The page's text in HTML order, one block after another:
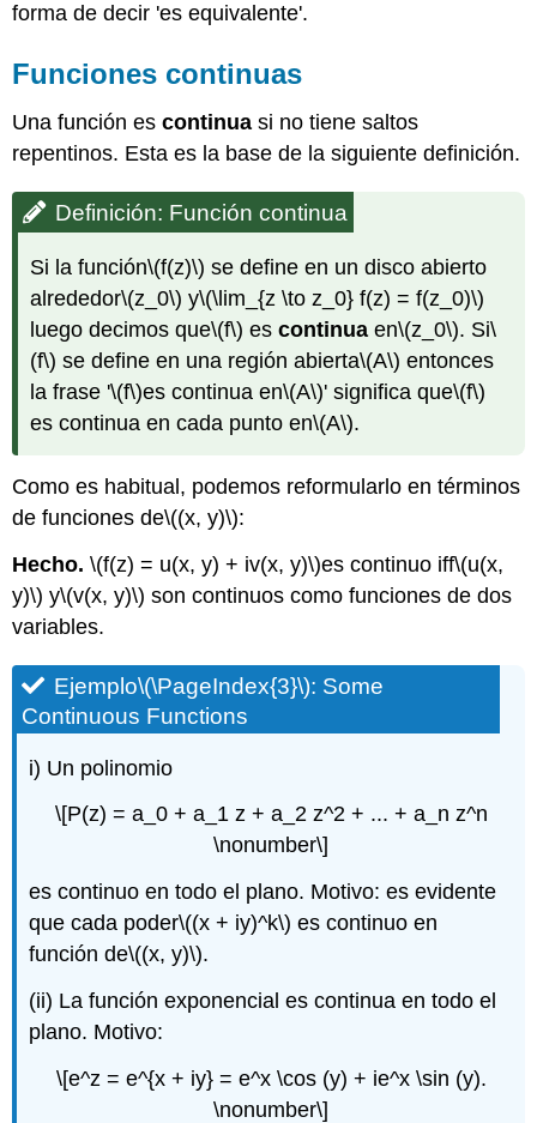
forma de decir 'es equivalente'.
Funciones continuas
Una función escontinua si no tiene saltos
repentinos. Esta es la base de la siguiente definición.
Definición: Función continua
Si la función\(f(z)\) se define en un disco abierto
alrededor\(z_0\) y\(\lim_{z \to z_0} f(z) = f(z_0)\)
luego decimos que\(f\) escontinua en\(z_0\). Si\
(f\) se define en una región abierta\(A\) entonces
la frase '\(f\)es continua en\(A\)' significa que\(f\)
es continua en cada punto en\(A\).
Como es habitual, podemos reformularlo en términos
de funciones de\((x, y)\):
Hecho.\(f(z) = u(x, y) + iv(x, y)\)es continuo iff\(u(x,
y)\) y\(v(x, y)\) son continuos como funciones de dos
variables.
Ejemplo\(\PageIndex{3}\): Some
Continuous Functions
i) Un polinomio
\[P(z) = a_0 + a_1 z + a_2 z^2 + ... + a_n z^n
\nonumber\]
es continuo en todo el plano. Motivo: es evidente
que cada poder\((x + iy)^k\) es continuo en
función de\((x, y)\).
(ii) La función exponencial es continua en todo el
plano. Motivo:
\[e^z = e^{x + iy} = e^x \cos (y) + ie^x \sin (y).
\nonumber\]